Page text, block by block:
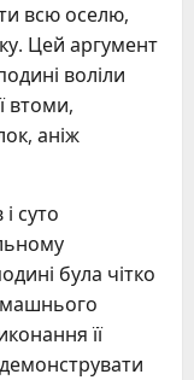
всю оселю,
Цей аргумент
воліли
втоми,
аніж
суто
була чітко
її